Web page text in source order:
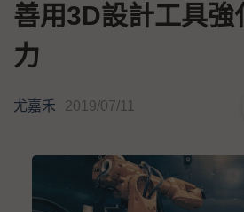
善用3D設計工具強
力
尤嘉禾 2019/07/11